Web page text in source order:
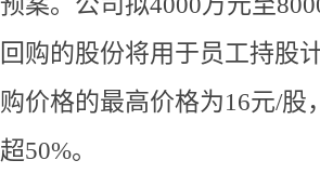
购的股份将用于员工持股
价格的最高价格为16元/股
50%。